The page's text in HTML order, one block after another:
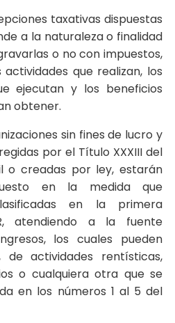
taxativas dispuestas
a la naturaleza o finalidad
o no con impuestos,
que realizan, los
ejecutan y los beneficios
obtener.
sin fines de lucro y
por el Título XXXIII del
o creadas por ley, estarán
en la medida que
en la primera
atendiendo a la fuente
los cuales pueden
actividades rentísticas,
o cualquiera otra que se
en los números 1 al 5 del